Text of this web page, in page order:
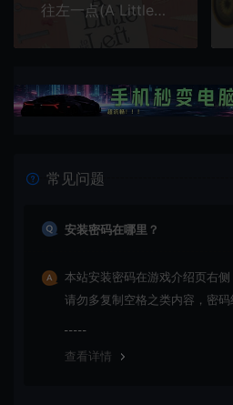
往左一点(A Little to the Left)分类整理堆叠益智休闲游戏|下载
常见问题
安装密码在哪里？
本站安装密码在游戏介绍页右
请勿多复制空格之类内容，密
查看详情